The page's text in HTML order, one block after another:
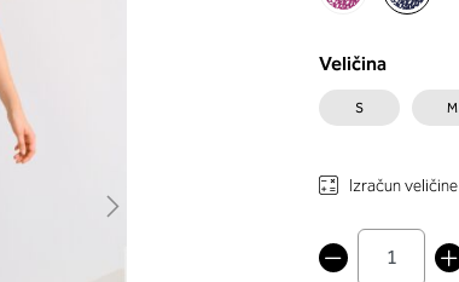
Veličina
S M
Izračun veličine